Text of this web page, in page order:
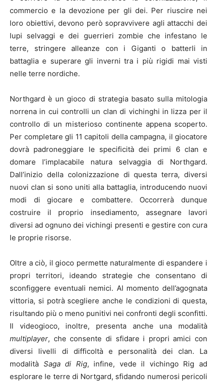
commercio e la devozione per gli dei. Per riuscire nei
loro obiettivi, devono però sopravvivere agli attacchi dei
lupi selvaggi e dei guerrieri zombie che infestano le
terre, stringere alleanze con i Giganti o batterli in
battaglia e superare gli inverni tra i più rigidi mai visti
nelle terre nordiche.
Northgard è un gioco di strategia basato sulla mitologia
norrena in cui controlli un clan di vichinghi in lizza per il
controllo di un misterioso continente appena scoperto.
Per completare gli 11 capitoli della campagna, il giocatore
dovrà padroneggiare le specificità dei primi 6 clan e
domare l’implacabile natura selvaggia di Northgard.
Dall’inizio della colonizzazione di questa terra, diversi
nuovi clan si sono uniti alla battaglia, introducendo nuovi
modi di giocare e combattere. Occorrerà dunque
costruire il proprio insediamento, assegnare lavori
diversi ad ognuno dei vichingi presenti e gestire con cura
le proprie risorse.
Oltre a ciò, il gioco permette naturalmente di espandere i
propri territori, ideando strategie che consentano di
sconfiggere eventuali nemici. Al momento dell’agognata
vittoria, si potrà scegliere anche le condizioni di questa,
risultando più o meno punitivi nei confronti degli sconfitti.
Il videogioco, inoltre, presenta anche una modalità
multiplayer, che consente di sfidare i propri amici con
diversi livelli di difficoltà e personalità dei clan. La
modalità Saga di Rig, infine, vede il vichingo Rig ad
esplorare le terre di Nortgard, sfidando numerosi pericoli